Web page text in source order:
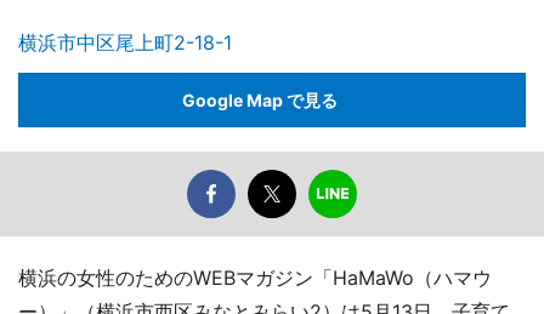
横浜市中区尾上町2-18-1
Google Map で見る
横浜の女性のためのWEBマガジン「HaMaWo（ハマウ